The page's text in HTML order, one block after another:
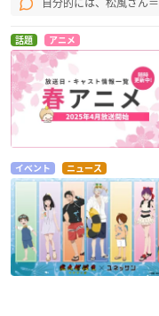
話題 アニメ
イベント ニュース